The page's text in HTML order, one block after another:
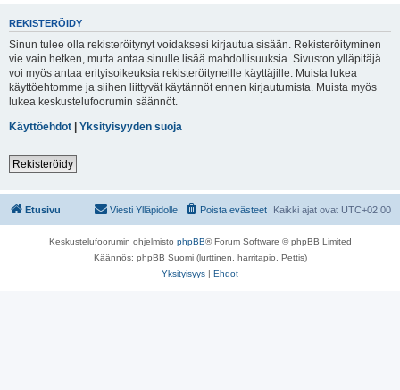
REKISTERÖIDY
Sinun tulee olla rekisteröitynyt voidaksesi kirjautua sisään. Rekisteröityminen
vie vain hetken, mutta antaa sinulle lisää mahdollisuuksia. Sivuston ylläpitäjä
voi myös antaa erityisoikeuksia rekisteröityneille käyttäjille. Muista lukea
käyttöehtomme ja siihen liittyvät käytännöt ennen kirjautumista. Muista myös
lukea keskustelufoorumin säännöt.
Käyttöehdot | Yksityisyyden suoja
Rekisteröidy
Etusivu Kaikki ajat ovat UTC+02:00
Poista evästeet
Viesti Ylläpidolle
Keskustelufoorumin ohjelmisto phpBB® Forum Software © phpBB Limited
Käännös: phpBB Suomi (lurttinen, harritapio, Pettis)
Yksityisyys | Ehdot